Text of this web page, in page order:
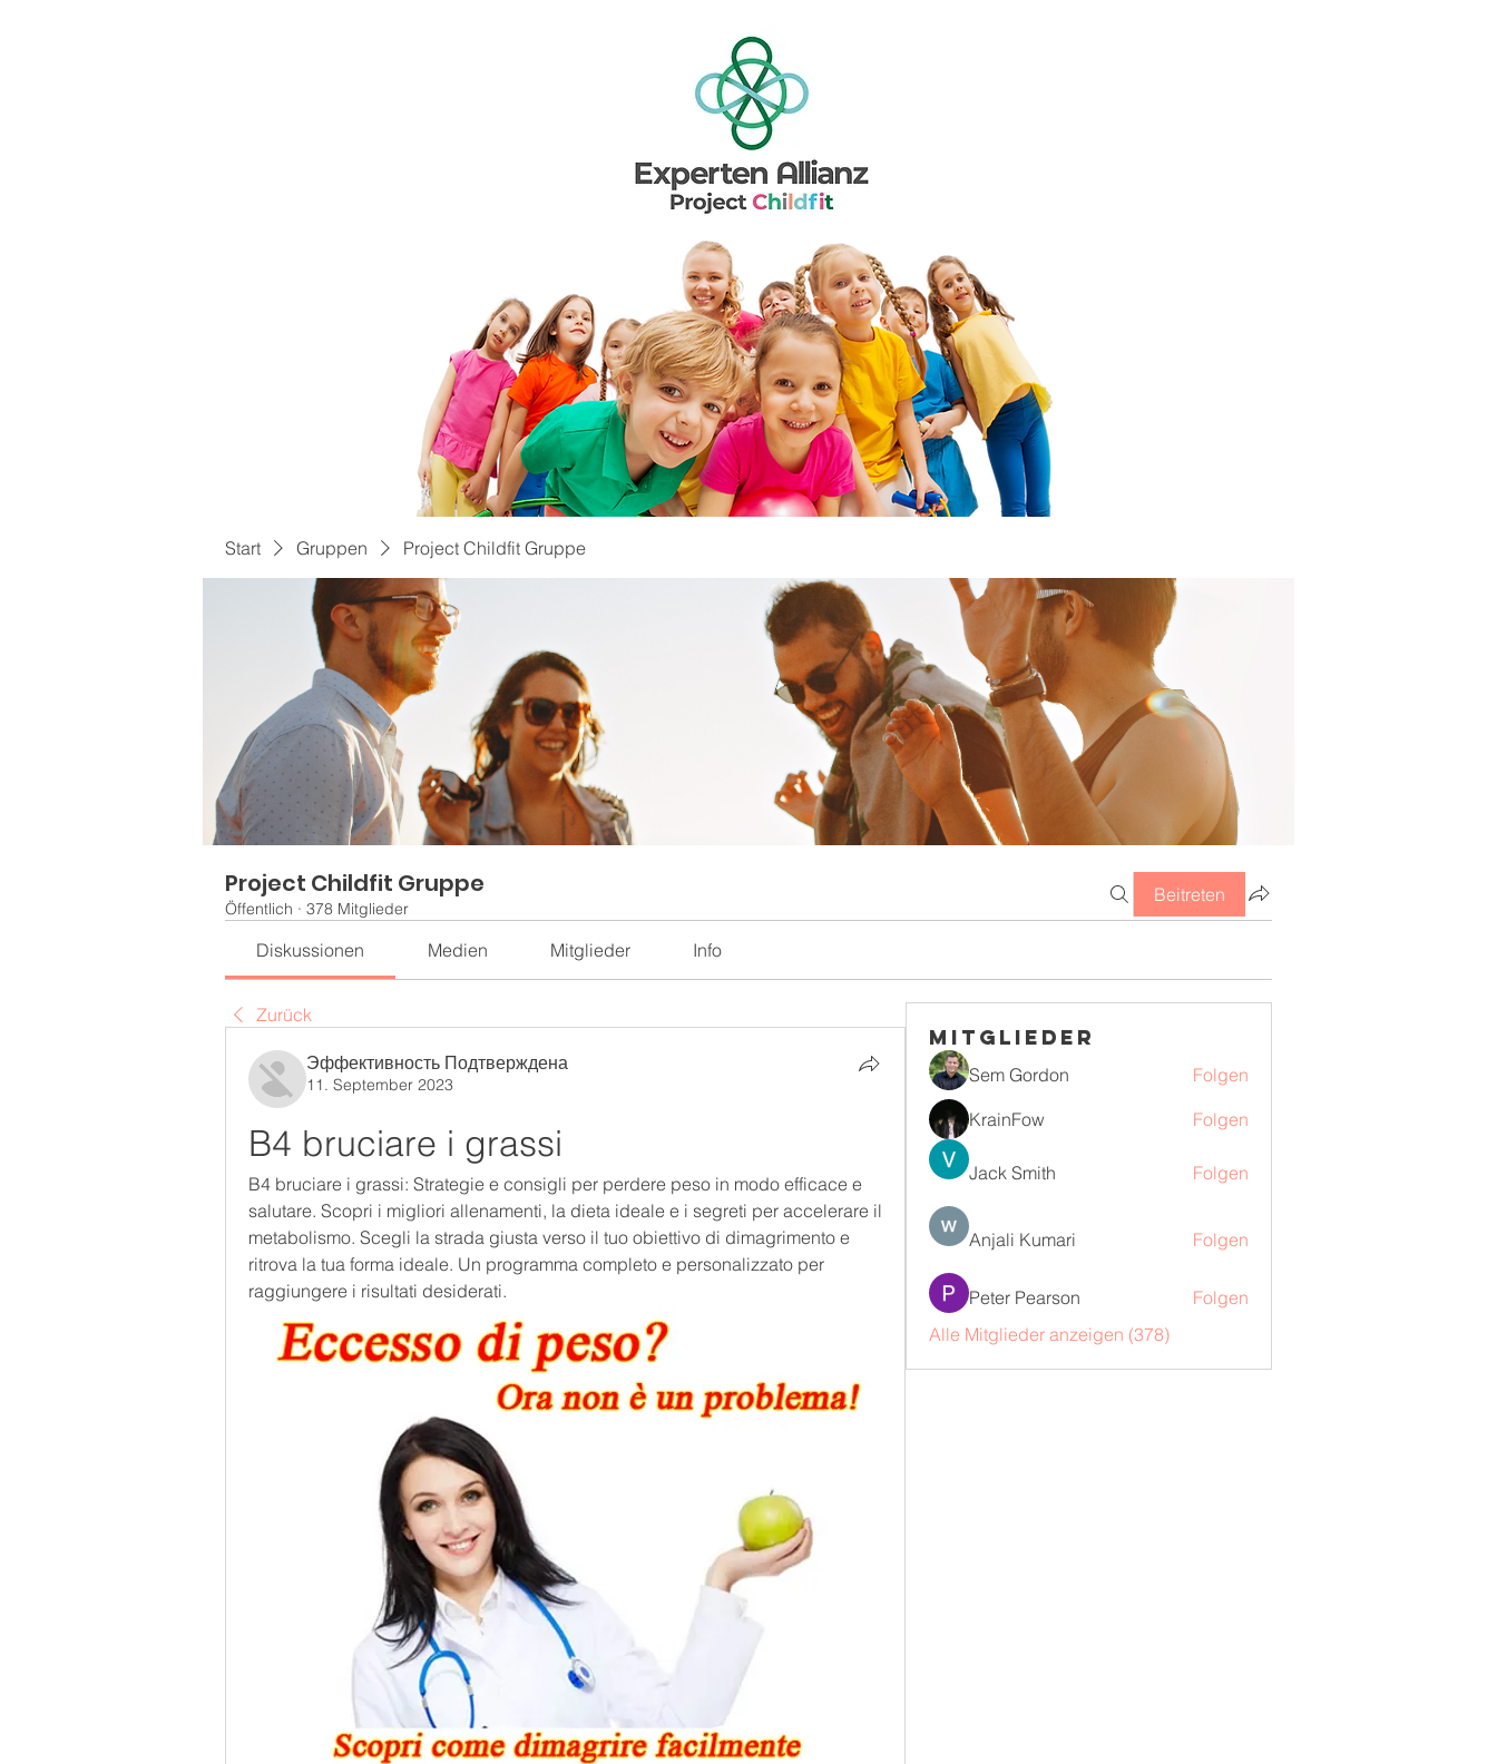
Start Gruppen Project Childfit Gruppe
Project Childfit Gruppe
Öffentlich · 378 Mitglieder
Beitreten
Diskussionen Medien Mitglieder Info
Zurück
Эффективность Подтверждена
11. September 2023
B4 bruciare i grassi
B4 bruciare i grassi: Strategie e consigli per perdere peso in modo efficace e
salutare. Scopri i migliori allenamenti, la dieta ideale e i segreti per accelerare il
metabolismo. Scegli la strada giusta verso il tuo obiettivo di dimagrimento e
ritrova la tua forma ideale. Un programma completo e personalizzato per
raggiungere i risultati desiderati.
Mitglieder
Sem Gordon
Folgen
KrainFow
Folgen
Jack Smith Folgen
Anjali Kumari Folgen
Peter Pearson
Folgen
Alle Mitglieder anzeigen (378)